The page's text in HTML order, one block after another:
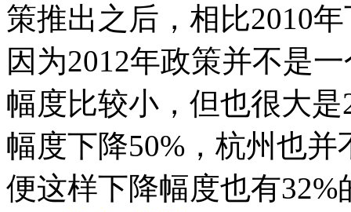
策推出之后，相比2010
因为2012年政策并不是
幅度比较小，但也很大
幅度下降50%，杭州也
便这样下降幅度也有